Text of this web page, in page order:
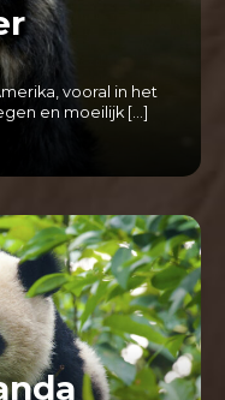
vooral in het
en moeilijk […]